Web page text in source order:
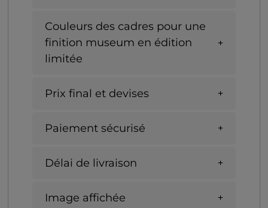
Couleurs des cadres pour une
finition museum en édition
limitée
Prix final et devises
Paiement sécurisé
Délai de livraison
Image affichée